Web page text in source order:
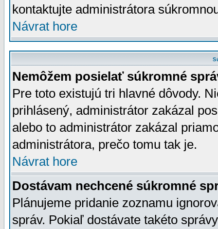
kontaktujte administrátora
Návrat hore
Nemôžem posielať súkromné
Pre toto existujú tri hlavné dôvody.
prihlásený, administrátor zakázal
alebo to administrátor zakázal
administrátora, prečo tomu tak je.
Návrat hore
Dostávam nechcené súkromné
Plánujeme pridanie zoznamu
správ. Pokiaľ dostávate takéto